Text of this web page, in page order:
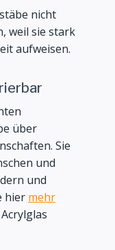
nicht
weil sie stark
aufweisen.
über
Sie
und
und
hier mehr